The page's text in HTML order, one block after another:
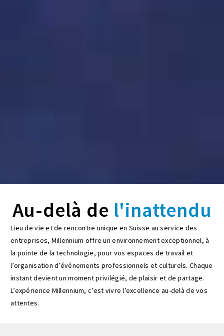
Au-delà de l'inattendu
Lieu de vie et de rencontre unique en Suisse au service des
entreprises, Millennium offre un environnement exceptionnel, à
la pointe de la technologie, pour vos espaces de travail et
l’organisation d’événements professionnels et culturels. Chaque
instant devient un moment privilégié, de plaisir et de partage.
L’expérience Millennium, c’est vivre l’excellence au-delà de vos
attentes.